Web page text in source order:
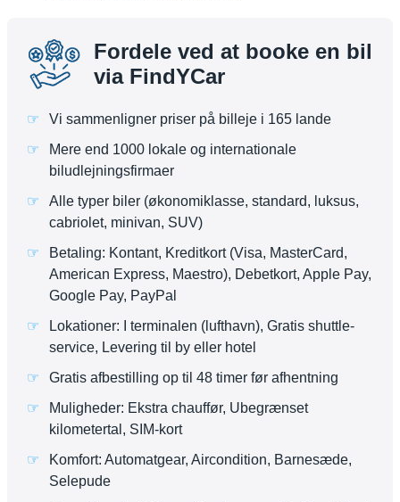
Fordele ved at booke en bil
via FindYCar
Vi sammenligner priser på billeje i 165 lande
Mere end 1000 lokale og internationale
biludlejningsfirmaer
Alle typer biler (økonomiklasse, standard, luksus,
cabriolet, minivan, SUV)
Betaling: Kontant, Kreditkort (Visa, MasterCard,
American Express, Maestro), Debetkort, Apple Pay,
Google Pay, PayPal
Lokationer: I terminalen (lufthavn), Gratis shuttle-
service, Levering til by eller hotel
Gratis afbestilling op til 48 timer før afhentning
Muligheder: Ekstra chauffør, Ubegrænset
kilometertal, SIM-kort
Komfort: Automatgear, Aircondition, Barnesæde,
Selepude